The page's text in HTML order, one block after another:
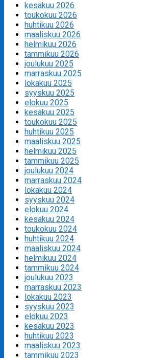
kesäkuu 2026
toukokuu 2026
huhtikuu 2026
maaliskuu 2026
helmikuu 2026
tammikuu 2026
joulukuu 2025
marraskuu 2025
lokakuu 2025
syyskuu 2025
elokuu 2025
kesäkuu 2025
toukokuu 2025
huhtikuu 2025
maaliskuu 2025
helmikuu 2025
tammikuu 2025
joulukuu 2024
marraskuu 2024
lokakuu 2024
syyskuu 2024
elokuu 2024
kesäkuu 2024
toukokuu 2024
huhtikuu 2024
maaliskuu 2024
helmikuu 2024
tammikuu 2024
joulukuu 2023
marraskuu 2023
lokakuu 2023
syyskuu 2023
elokuu 2023
kesäkuu 2023
huhtikuu 2023
maaliskuu 2023
tammikuu 2023